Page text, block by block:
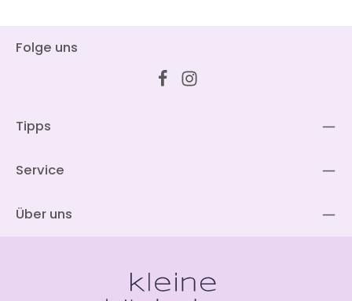
Folge uns
Tipps
Service
Über uns